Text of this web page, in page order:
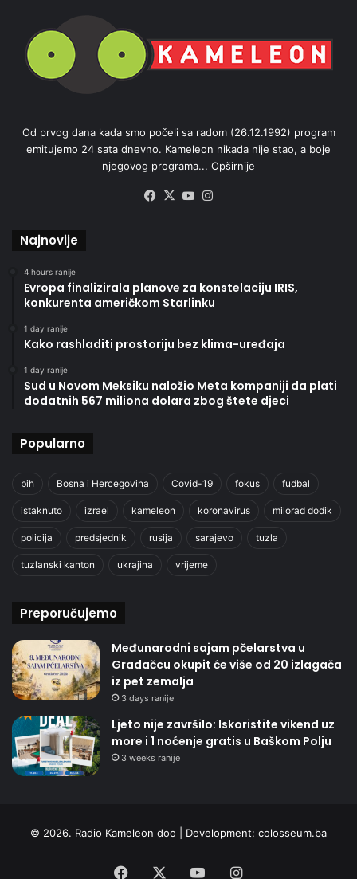
Od prvog dana kada smo počeli sa radom (26.12.1992) program
emitujemo 24 sata dnevno. Kameleon nikada nije stao, a boje
njegovog programa... Opširnije
Facebook
X YouTube
Najnovije
4 hours ranije
Evropa finalizirala planove za konstelaciju IRIS,
konkurenta američkom Starlinku
1 day ranije
Kako rashladiti prostoriju bez klima-uređaja
1 day ranije
Sud u Novom Meksiku naložio Meta kompaniji da plati
dodatnih 567 miliona dolara zbog štete djeci
Popularno
bih Bosna i Hercegovina Covid-19 fokus fudbal
istaknuto izrael kameleon koronavirus milorad dodik
policija predsjednik rusija sarajevo tuzla
tuzlanski kanton ukrajina vrijeme
Preporučujemo
Međunarodni sajam pčelarstva u
Gradačcu okupit će više od 20 izlagača
iz pet zemalja
3 days ranije
Ljeto nije završilo: Iskoristite vikend uz
more i 1 noćenje gratis u Baškom Polju
3 weeks ranije
© 2026. Radio Kameleon doo | Development: colosseum.ba
Facebook YouTubeInstagram